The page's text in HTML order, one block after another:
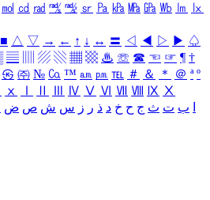
㏖ ㏅ ㎭ ㎮ ㎯ ㏛ ㎩ ㎪ ㎫ ㎬ ㏝ ㏐
㏓
■ △ ▽ → ← ↑ ↓ ↔ 〓 ◁ ◀ ▷ ▶ ♤
▤ ▨ ▧ ▦ ▩ ♨ ☏ ☎ ☜ ☞ ¶ †
㉿ ㈜ № ㏇ ™ ㏂ ㏘ ℡ ＃ ＆ ＊ ＠ ª º
ⅹ Ⅳ Ⅴ Ⅵ Ⅶ Ⅷ Ⅸ Ⅹ
ب ت ث ج ح خ د ذ ر ز س ش ص ض